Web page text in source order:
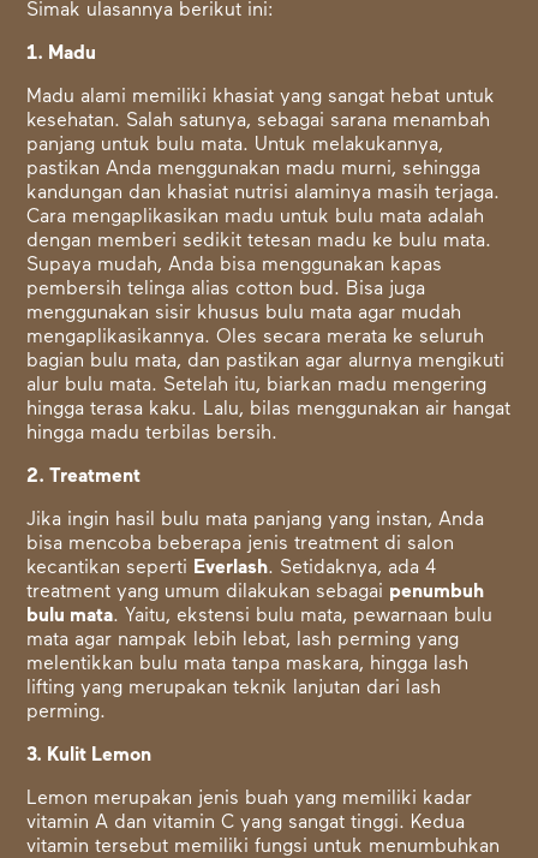
Simak ulasannya berikut ini:
1. Madu
Madu alami memiliki khasiat yang sangat hebat untuk
kesehatan. Salah satunya, sebagai sarana menambah
panjang untuk bulu mata. Untuk melakukannya,
pastikan Anda menggunakan madu murni, sehingga
kandungan dan khasiat nutrisi alaminya masih terjaga.
Cara mengaplikasikan madu untuk bulu mata adalah
dengan memberi sedikit tetesan madu ke bulu mata.
Supaya mudah, Anda bisa menggunakan kapas
pembersih telinga alias cotton bud. Bisa juga
menggunakan sisir khusus bulu mata agar mudah
mengaplikasikannya. Oles secara merata ke seluruh
bagian bulu mata, dan pastikan agar alurnya mengikuti
alur bulu mata. Setelah itu, biarkan madu mengering
hingga terasa kaku. Lalu, bilas menggunakan air hangat
hingga madu terbilas bersih.
2. Treatment
Jika ingin hasil bulu mata panjang yang instan, Anda
bisa mencoba beberapa jenis treatment di salon
kecantikan seperti Everlash. Setidaknya, ada 4
treatment yang umum dilakukan sebagai penumbuh
bulu mata. Yaitu, ekstensi bulu mata, pewarnaan bulu
mata agar nampak lebih lebat, lash perming yang
melentikkan bulu mata tanpa maskara, hingga lash
lifting yang merupakan teknik lanjutan dari lash
perming.
3. Kulit Lemon
Lemon merupakan jenis buah yang memiliki kadar
vitamin A dan vitamin C yang sangat tinggi. Kedua
vitamin tersebut memiliki fungsi untuk menumbuhkan